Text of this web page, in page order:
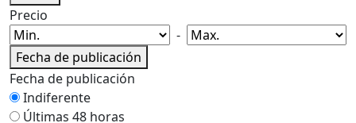
Precio
-
Fecha de publicación
Fecha de publicación
Indiferente
Últimas 48 horas